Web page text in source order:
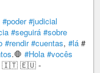
#poder #judicial
#seguirá #sobre
#rendir #cuentas, #lá #
.🛑 #Hola #vocês
🇮🇹 🇪🇺 -